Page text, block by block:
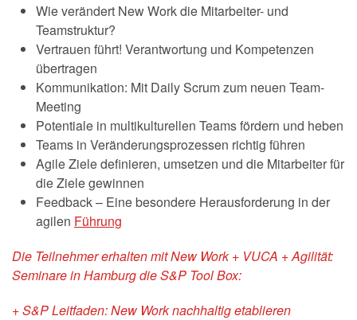
Wie verändert New Work die Mitarbeiter- und
Teamstruktur?
Vertrauen führt! Verantwortung und Kompetenzen
übertragen
Kommunikation: Mit Daily Scrum zum neuen Team-
Meeting
Potentiale in multikulturellen Teams fördern und heben
Teams in Veränderungsprozessen richtig führen
Agile Ziele definieren, umsetzen und die Mitarbeiter für
die Ziele gewinnen
Feedback – Eine besondere Herausforderung in der
agilen Führung
Die Teilnehmer erhalten mit New Work + VUCA + Agilität:
Seminare in Hamburg die S&P Tool Box:
+ S&P Leitfaden: New Work nachhaltig etablieren